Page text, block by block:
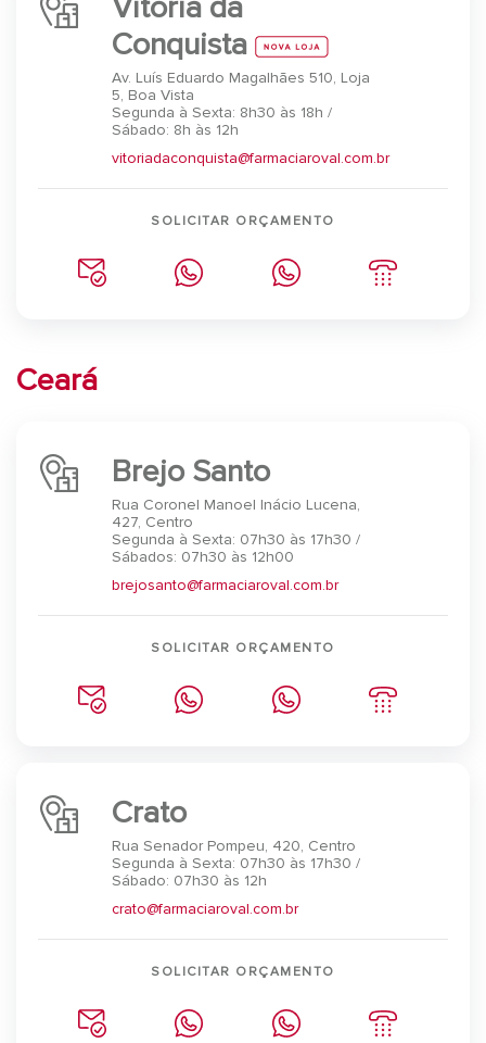
Vitória da
Conquista
Av. Luís Eduardo Magalhães 510, Loja
5, Boa Vista
Segunda à Sexta: 8h30 às 18h /
Sábado: 8h às 12h
vitoriadaconquista@farmaciaroval.com.br
SOLICITAR ORÇAMENTO
Ceará
Brejo Santo
Rua Coronel Manoel Inácio Lucena,
427, Centro
Segunda à Sexta: 07h30 às 17h30 /
Sábados: 07h30 às 12h00
brejosanto@farmaciaroval.com.br
SOLICITAR ORÇAMENTO
Crato
Rua Senador Pompeu, 420, Centro
Segunda à Sexta: 07h30 às 17h30 /
Sábado: 07h30 às 12h
crato@farmaciaroval.com.br
SOLICITAR ORÇAMENTO